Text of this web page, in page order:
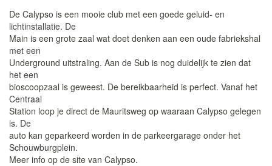
De Calypso is een mooie club met een goede geluid- en
lichtinstallatie. De
Main is een grote zaal wat doet denken aan een oude fabriekshal
met een
Underground uitstraling. Aan de Sub is nog duidelijk te zien dat
het een
bioscoopzaal is geweest. De bereikbaarheid is perfect. Vanaf het
Centraal
Station loop je direct de Mauritsweg op waaraan Calypso gelegen
is. De
auto kan geparkeerd worden in de parkeergarage onder het
Schouwburgplein.
Meer info op de site van Calypso.